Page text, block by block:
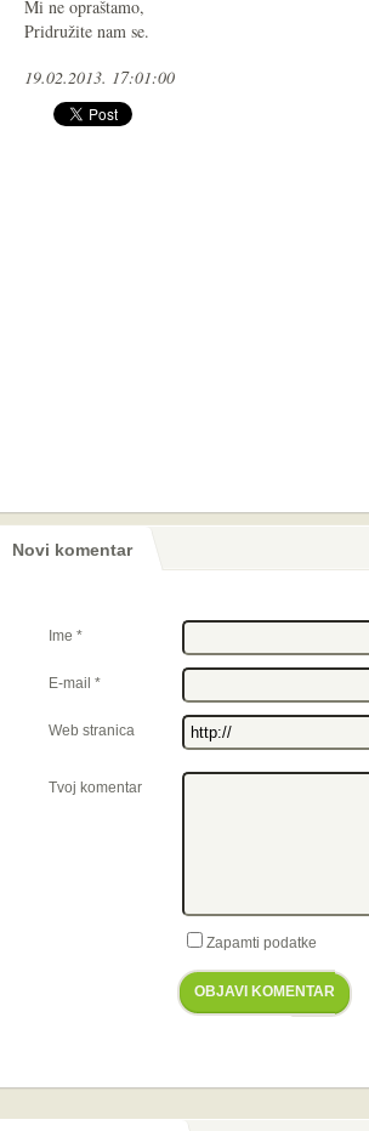
Mi ne opraštamo,
Pridružite nam se.
19.02.2013. 17:01:00
Novi komentar
Ime *
E-mail *
Web stranica
Tvoj komentar
Zapamti podatke
OBJAVI KOMENTAR